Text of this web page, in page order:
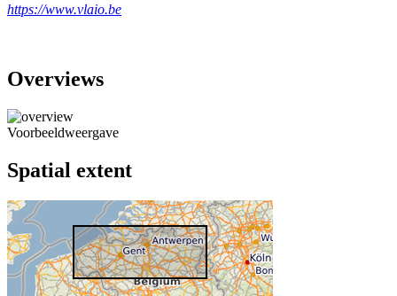
https://www.vlaio.be
Overviews
Voorbeeldweergave
Spatial extent